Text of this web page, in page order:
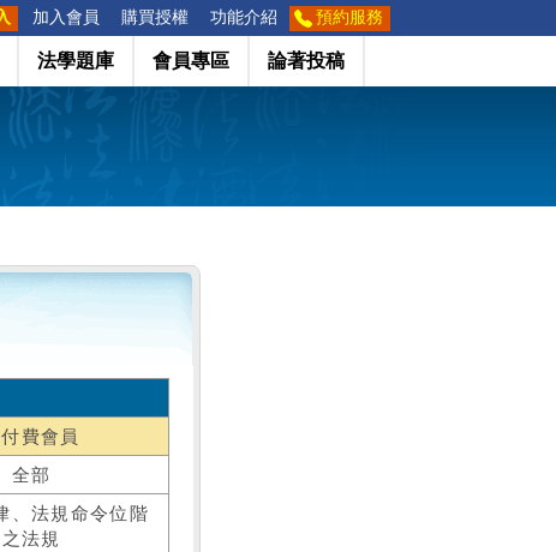
加入會員 購買授權 功能介紹 預約服務
法學題庫 會員專區 論著投稿
費會員
全部
、法規命令位階
之法規